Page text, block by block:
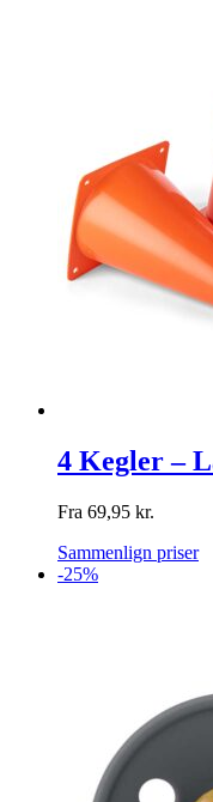
4 Kegler –
Fra 69,95 kr.
Sammenlign priser
-25%